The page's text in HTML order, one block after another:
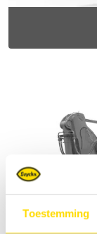
Toestemming